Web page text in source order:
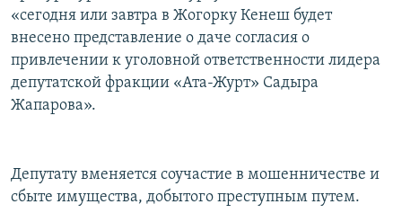
«сегодня или завтра в Жогорку Кенеш будет
внесено представление о даче согласия о
привлечении к уголовной ответственности лидера
депутатской фракции «Ата-Журт» Садыра
Жапарова».
Депутату вменяется соучастие в мошенничестве и
сбыте имущества, добытого преступным путем.